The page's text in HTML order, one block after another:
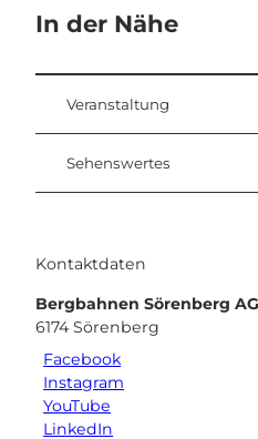
In der Nähe
Veranstaltung
Sehenswertes
Kontaktdaten
Bergbahnen Sörenberg AG
6174 Sörenberg
Facebook
Instagram
YouTube
LinkedIn